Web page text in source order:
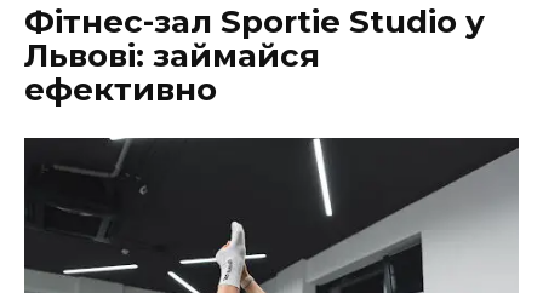
Фітнес-зал Sportie Studio у
Львові: займайся
ефективно